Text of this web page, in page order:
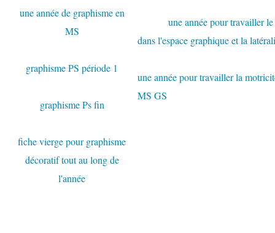
une année de graphisme en
MS
graphisme PS période 1
graphisme Ps fin
fiche vierge pour graphisme
décoratif tout au long de
l'année
une année pour travailler le
dans l'espace graphique et la
une année pour travailler la
MS GS